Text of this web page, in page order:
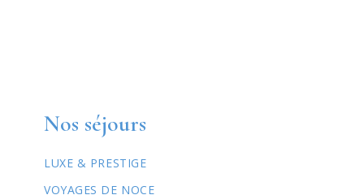
Nos séjours
LUXE & PRESTIGE
VOYAGES DE NOCE